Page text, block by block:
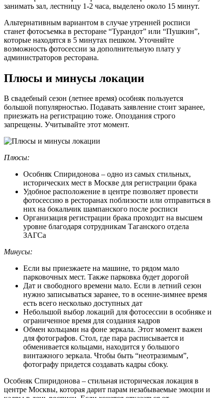
занимать зал, лестницу 1-2 часа, выделено около 15 минут.
Альтернативным вариантом в случае утренней росписи
станет фотосъемка в ресторане “Турандот” или “Пушкин”,
которые находятся в 5 минутах пешком. Уточняйте
возможность фотосессии за дополнительную плату у
администраторов ресторана.
Плюсы и минусы локации
В свадебный сезон (летнее время) особняк пользуется
большой популярностью. Подавать заявление стоит заранее,
приезжать на регистрацию тоже. Опоздания строго
запрещены. Учитывайте этот момент.
Плюсы:
Особняк Спиридонова – одно из самых стильных,
исторических мест в Москве для регистрации брака
Удобное расположение в центре позволяет провести
фотосессию в ресторанах поблизости или отправиться в
них на бокальчик шампанского после росписи
Организация регистрации брака проходит на высшем
уровне благодаря сотрудникам Таганского отдела
ЗАГСа
Минусы:
Если вы приезжаете на машине, то рядом мало
парковочных мест. Также парковка будет дорогой
Дат и свободного времени мало. Если в летний сезон
нужно записываться заранее, то в осенне-зимнее время
есть всего несколько доступных дат
Небольшой выбор локаций для фотосессии в особняке и
ограниченное время для создания кадров
Обмен кольцами на фоне зеркала. Этот момент важен
для фотографов. Стол, где пара расписывается и
обменивается кольцами, находится у большого
винтажного зеркала. Чтобы быть “неотразимым”,
фотографу придется создавать кадры сбоку.
Особняк Спиридонова – стильная историческая локация в
центре Москвы, которая дарит парам незабываемые эмоции и